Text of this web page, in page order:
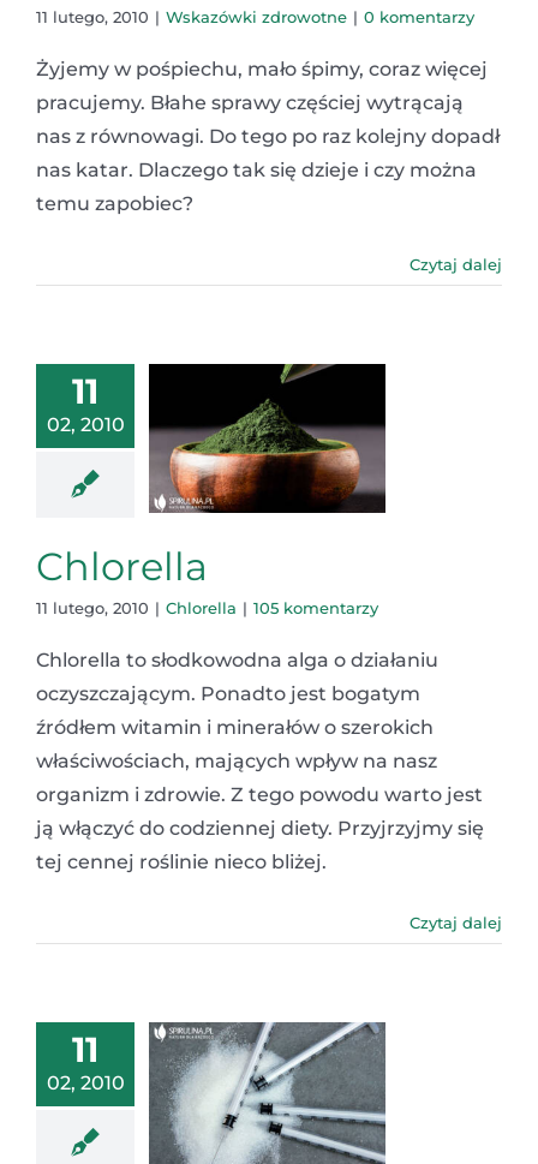
11 lutego, 2010 | Wskazówki zdrowotne | 0 komentarzy
Żyjemy w pośpiechu, mało śpimy, coraz więcej
pracujemy. Błahe sprawy częściej wytrącają
nas z równowagi. Do tego po raz kolejny dopadł
nas katar. Dlaczego tak się dzieje i czy można
temu zapobiec?
Czytaj dalej
11
02, 2010
Chlorella
11 lutego, 2010 | Chlorella | 105 komentarzy
Chlorella to słodkowodna alga o działaniu
oczyszczającym. Ponadto jest bogatym
źródłem witamin i minerałów o szerokich
właściwościach, mających wpływ na nasz
organizm i zdrowie. Z tego powodu warto jest
ją włączyć do codziennej diety. Przyjrzyjmy się
tej cennej roślinie nieco bliżej.
Czytaj dalej
11
02, 2010